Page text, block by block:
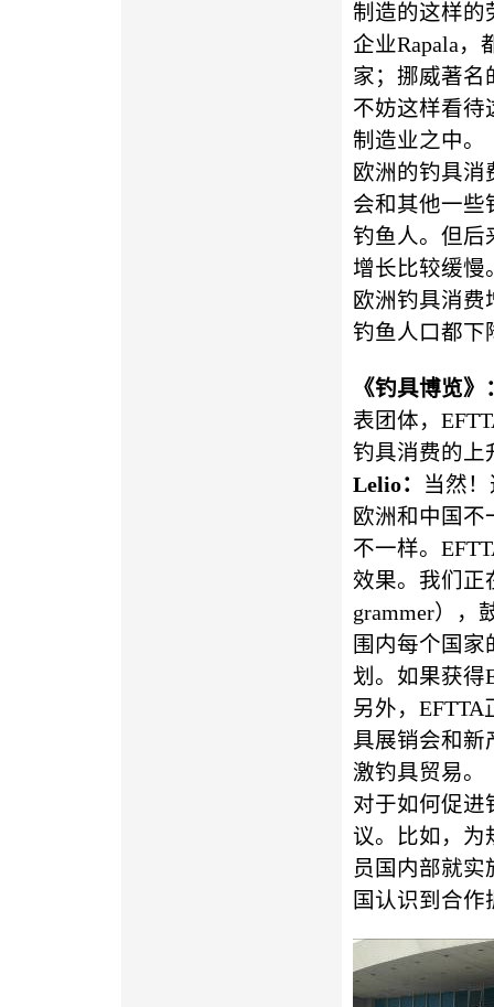
制造的这样的
企业Rapala，
家；挪威著名
不妨这样看待
制造业之中。
欧洲的钓具消
会和其他一些
钓鱼人。但后
增长比较缓慢
欧洲钓具消
钓鱼人口都下
《钓具博览》
表团体，
钓具消费的上
Lelio： 当然
欧洲和中国
不一样。
效果。我们正
grammer），
围内每个国
划。如果获得
另外，
具展销会和新
激钓具贸易。
对于如何促进
议。比如，为
员国内部就
国认识到合